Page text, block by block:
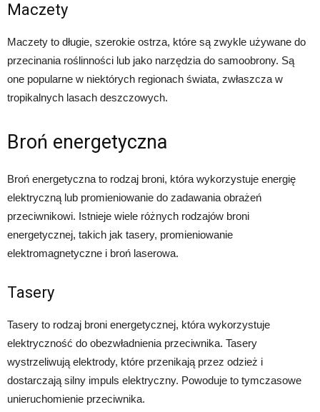
Maczety
Maczety to długie, szerokie ostrza, które są zwykle używane do
przecinania roślinności lub jako narzędzia do samoobrony. Są
one popularne w niektórych regionach świata, zwłaszcza w
tropikalnych lasach deszczowych.
Broń energetyczna
Broń energetyczna to rodzaj broni, która wykorzystuje energię
elektryczną lub promieniowanie do zadawania obrażeń
przeciwnikowi. Istnieje wiele różnych rodzajów broni
energetycznej, takich jak tasery, promieniowanie
elektromagnetyczne i broń laserowa.
Tasery
Tasery to rodzaj broni energetycznej, która wykorzystuje
elektryczność do obezwładnienia przeciwnika. Tasery
wystrzeliwują elektrody, które przenikają przez odzież i
dostarczają silny impuls elektryczny. Powoduje to tymczasowe
unieruchomienie przeciwnika.